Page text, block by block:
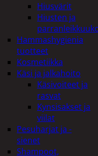
Hiusvärit
Hiusten ja
Hammashygienia
tuotteet
Kosmetiikka
Käsi ja jalkahoito
Käsivoiteet ja
rasvat
Kynsisakset ja
viilat
Pesuharjat ja -
sienet
Shampoot,